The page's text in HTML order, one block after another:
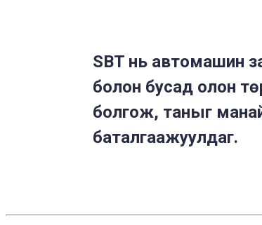
SBT нь автомашин
болон бусад олон
болгож, таныг
баталгаажуулдаг.